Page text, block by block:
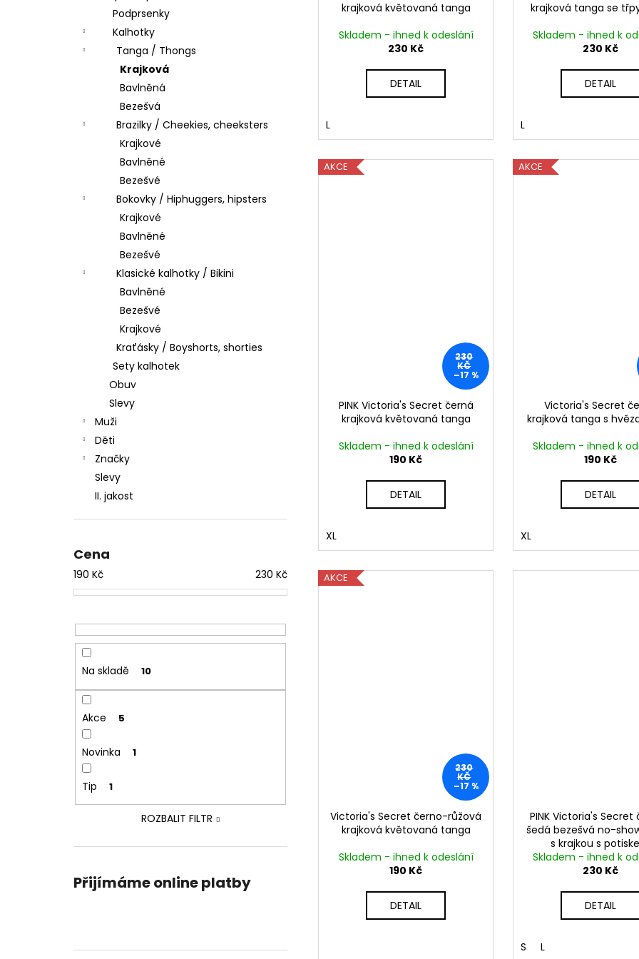
Podprsenky
Kalhotky
Tanga / Thongs
Krajková
Bavlněná
Bezešvá
Brazilky / Cheekies, cheeksters
Krajkové
Bavlněné
Bezešvé
Bokovky / Hiphuggers, hipsters
Krajkové
Bavlněné
Bezešvé
Klasické kalhotky / Bikini
Bavlněné
Bezešvé
Krajkové
Kraťásky / Boyshorts, shorties
Sety kalhotek
Obuv
Slevy
Muži
Děti
Značky
Slevy
II. jakost
Cena
190 Kč 230 Kč
Na skladě 10
Akce 5
Novinka 1
Tip 1
ROZBALIT FILTR
Přijímáme online platby
krajková květovaná tanga
Skladem - ihned k odeslání
230 Kč
DETAIL
L
krajková tanga se
Skladem - ihned k
230 Kč
DETAIL
L
AKCE
230
KČ
–17 %
PINK Victoria's Secret černá
krajková květovaná tanga
Skladem - ihned k odeslání
190 Kč
DETAIL
XL
AKCE
Victoria's Secret
krajková tanga s
Skladem - ihned k
190 Kč
DETAIL
XL
AKCE
230
KČ
–17 %
Victoria's Secret černo-růžová
krajková květovaná tanga
Skladem - ihned k odeslání
190 Kč
DETAIL
PINK Victoria's
šedá bezešvá no-
s krajkou s
Skladem - ihned k
230 Kč
DETAIL
S L